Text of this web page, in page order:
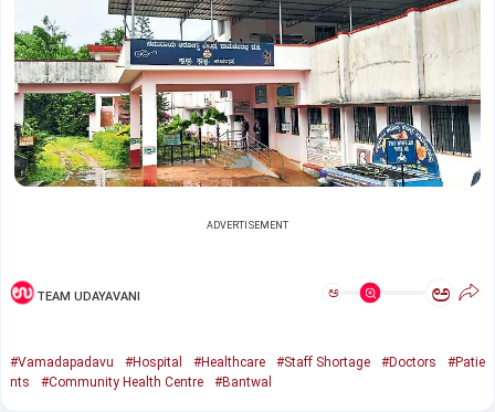
ADVERTISEMENT
TEAM UDAYAVANI ಅ ಅ
#Vamadapadavu #Hospital #Healthcare #Staff Shortage #Doctors
#Patie
nts
#Community Health Centre #Bantwal